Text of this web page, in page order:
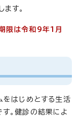
す。
限は令和9年1月
をはじめとする生活
。健診の結果によ